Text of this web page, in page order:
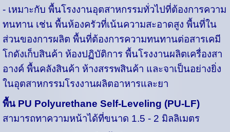
- เหมาะกับ พื้นโรงงานอุตสาหกรรมทั่วไปที่ต้องการความ
ทนทาน เช่น พื้นห้องครัวที่เน้นความสะอาดสูง พื้นที่ใน
ส่วนของการผลิต พื้นที่ต้องการความทนทานต่อสารเคมี
โกดังเก็บสินค้า ห้องปฏิบัติการ พื้นโรงงานผลิตเครื่องสา
อางค์ พื้นคลังสินค้า ห้างสรรพสินค้า และจาเป็นอย่างยิ่ง
ในอุตสาหกรรมโรงงานผลิตอาหารและยา
พื้น PU Polyurethane Self-Leveling (PU-LF)
สามารถทาความหน้าได้ที่ขนาด 1.5 - 2 มิลลิเมตร